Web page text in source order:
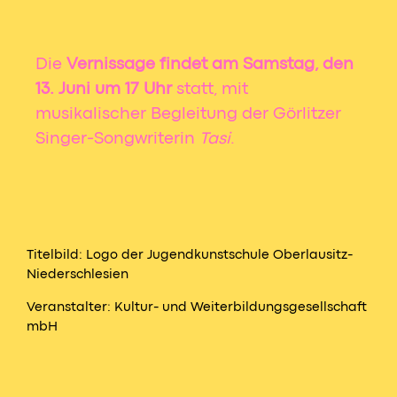
Die Vernissage findet am Samstag, den
13. Juni um 17 Uhrstatt, mit
musikalischer Begleitung der Görlitzer
Singer-Songwriterin
Tasi.
Titelbild: Logo der Jugendkunstschule Oberlausitz-
Niederschlesien
Veranstalter: Kultur- und Weiterbildungsgesellschaft
mbH